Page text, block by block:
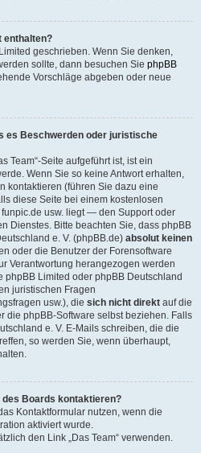
enthalten?
geschrieben. Wenn Sie denken,
sollte, dann besuchen Sie phpBB
Vorschläge abgeben oder neue
es Beschwerden oder juristische
Team“-Seite aufgeführt ist, ist ein
Wenn Sie so keine Antwort erhalten,
kontaktieren (führen Sie dazu eine
diese Seite bei einem kostenlosen
funpic.de usw. liegt — den Support oder
Dienstes. Bitte beachten Sie, dass phpBB
e. V. (phpBB.de) absolut keinen
oder die Benutzer der Forensoftware
Verantwortung herangezogen werden
phpBB Limited oder phpBB Deutschland
juristischen Fragen
usw.), die sich nicht direkt auf die
die phpBB-Software selbst beziehen. Falls
e. V. E-Mails schreiben, die die
so werden Sie, wenn überhaupt,
Boards kontaktieren?
Kontaktformular nutzen, wenn die
aktiviert wurde.
den Link „Das Team“ verwenden.